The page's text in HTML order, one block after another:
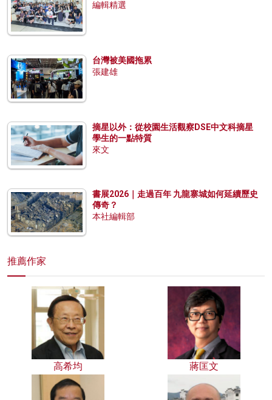
編輯精選
台灣被美國拖累
張建雄
摘星以外：從校園生活觀察DSE中文科摘星
學生的一點特質
來文
書展2026｜走過百年 九龍寨城如何延續歷史
傳奇？
本社編輯部
推薦作家
高希均 蔣匡文